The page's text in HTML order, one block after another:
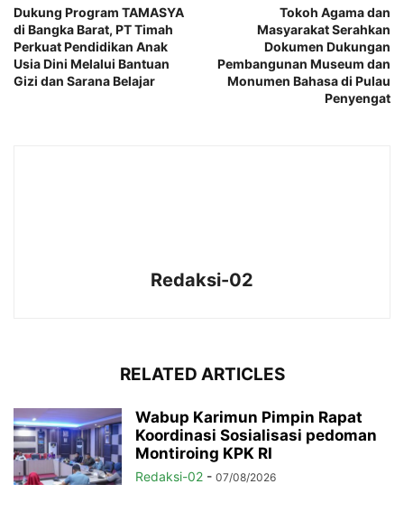
Dukung Program TAMASYA
di Bangka Barat, PT Timah
Perkuat Pendidikan Anak
Usia Dini Melalui Bantuan
Gizi dan Sarana Belajar
Tokoh Agama dan
Masyarakat Serahkan
Dokumen Dukungan
Pembangunan Museum dan
Monumen Bahasa di Pulau
Penyengat
Redaksi-02
RELATED ARTICLES
Wabup Karimun Pimpin Rapat
Koordinasi Sosialisasi pedoman
Montiroing KPK RI
Redaksi-02 - 07/08/2026